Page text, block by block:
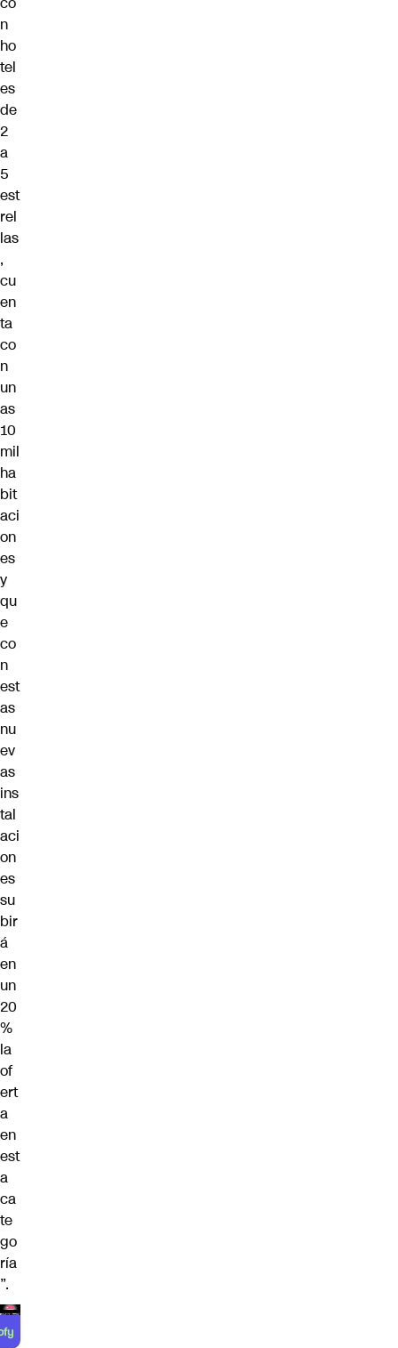
n
ho
tel
es
de
2
a
5
est
rel
las
,
cu
en
ta
co
n
un
as
10
mil
ha
bit
aci
on
es
y
qu
e
co
n
est
as
nu
ev
as
ins
tal
aci
on
es
su
bir
á
en
un
20
%
la
of
ert
a
en
est
a
ca
te
go
ría
”.